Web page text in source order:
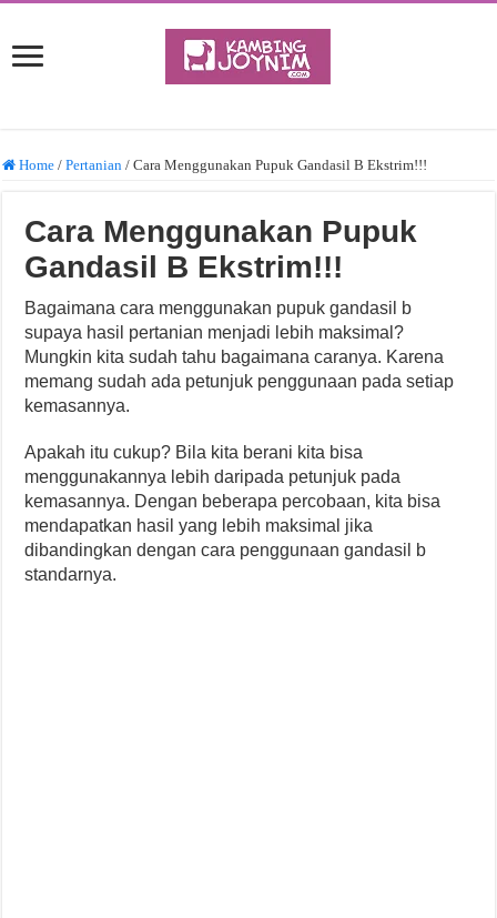
Home / Pertanian / Cara Menggunakan Pupuk Gandasil B Ekstrim!!!
Cara Menggunakan Pupuk
Gandasil B Ekstrim!!!
Bagaimana cara menggunakan pupuk gandasil b
supaya hasil pertanian menjadi lebih maksimal?
Mungkin kita sudah tahu bagaimana caranya. Karena
memang sudah ada petunjuk penggunaan pada setiap
kemasannya.
Apakah itu cukup? Bila kita berani kita bisa
menggunakannya lebih daripada petunjuk pada
kemasannya. Dengan beberapa percobaan, kita bisa
mendapatkan hasil yang lebih maksimal jika
dibandingkan dengan cara penggunaan gandasil b
standarnya.